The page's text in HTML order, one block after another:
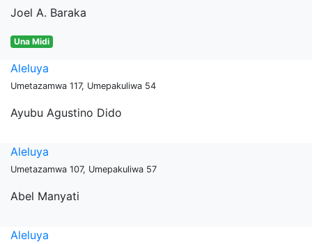
Joel A. Baraka
Una Midi
Aleluya
Umetazamwa 117, Umepakuliwa 54
Ayubu Agustino Dido
Aleluya
Umetazamwa 107, Umepakuliwa 57
Abel Manyati
Aleluya